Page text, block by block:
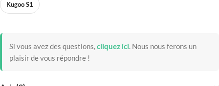
Kugoo S1
Si vous avez des questions,cliquez ici. Nous nous ferons un
plaisir de vous répondre !